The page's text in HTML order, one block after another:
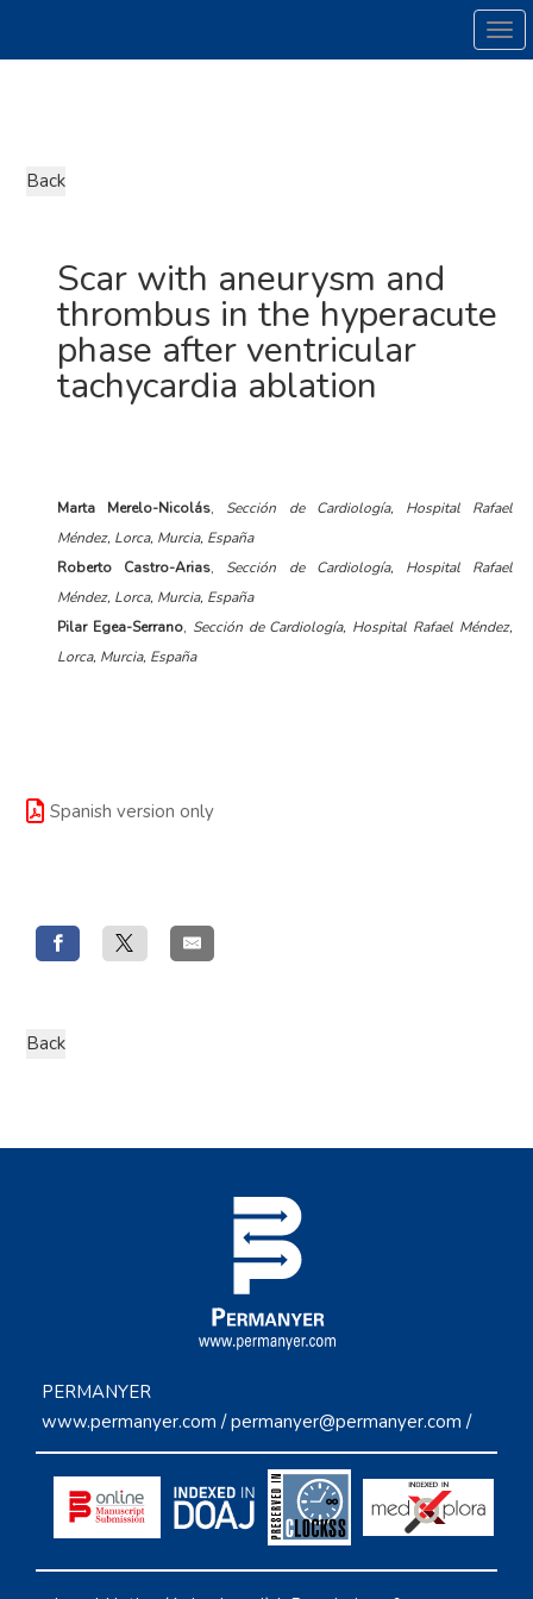
Scar with aneurysm and
thrombus in the hyperacute
phase after ventricular
tachycardia ablation
Marta Merelo-Nicolás, Sección de Cardiología, Hospital Rafael
Méndez, Lorca, Murcia, España
Roberto Castro-Arias, Sección de Cardiología, Hospital Rafael
Méndez, Lorca, Murcia, España
Pilar Egea-Serrano, Sección de Cardiología, Hospital Rafael Méndez,
Lorca, Murcia, España
Spanish version only
PERMANYER
www.permanyer.com /permanyer@permanyer.com /